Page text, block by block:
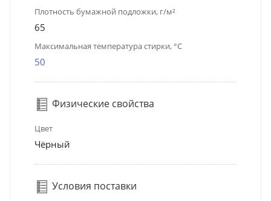
Плотность бумажной подложки, г/м²
65
Максимальная температура стирки, °C
50
Физические свойства
Цвет
Чёрный
Условия поставки